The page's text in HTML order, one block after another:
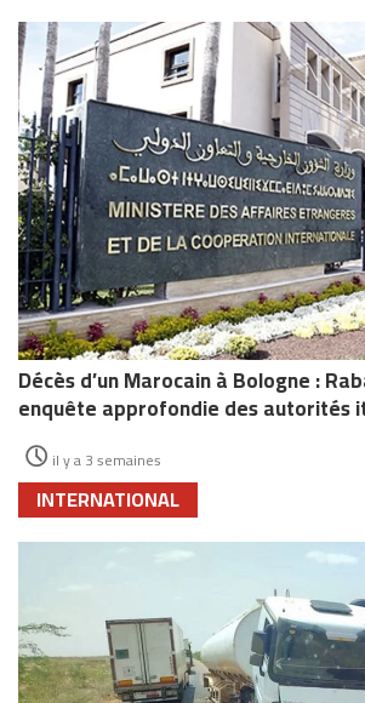
Décès d’un Marocain à Bologne :
enquête approfondie des autorités
il y a 3 semaines
INTERNATIONAL